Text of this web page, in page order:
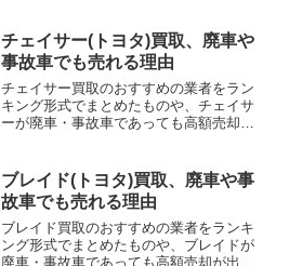
チェイサー(トヨタ)買取、廃車や
事故車でも売れる理由
チェイサー買取のおすすめの業者をラン
キング形式でまとめたものや、チェイサ
ーが廃車・事故車であっても高額売却が
ブレイド(トヨタ)買取、廃車や事
故車でも売れる理由
ブレイド買取のおすすめの業者をランキ
ング形式でまとめたものや、ブレイドが
廃車・事故車であっても高額売却が出来